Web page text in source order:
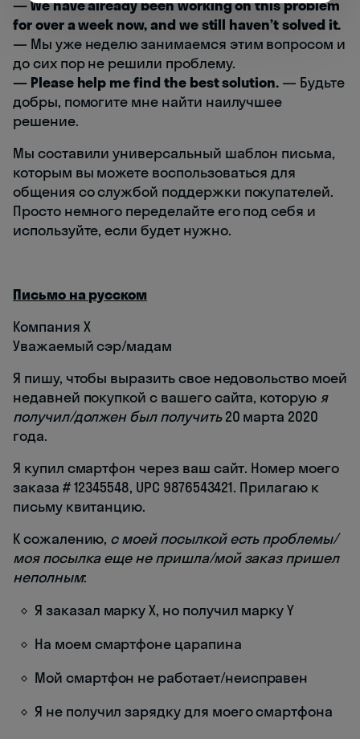
— We have already been working on this problem
for over a week now, and we still haven’t solved it.
— Мы уже неделю занимаемся этим вопросом и
до сих пор не решили проблему.
— Please help me find the best solution. — Будьте
добры, помогите мне найти наилучшее
решение.
Мы составили универсальный шаблон письма,
которым вы можете воспользоваться для
общения со службой поддержки покупателей.
Просто немного переделайте его под себя и
используйте, если будет нужно.
Письмо на русском
Компания X
Уважаемый сэр/мадам
Я пишу, чтобы выразить свое недовольство моей
недавней покупкой с вашего сайта, которую я
получил/должен был получить20 марта 2020
года.
Я купил смартфон через ваш сайт. Номер моего
заказа # 12345548, UPC 9876543421. Прилагаю к
письму квитанцию.
К сожалению, с моей посылкой есть проблемы/
моя посылка еще не пришла/мой заказ пришел
неполным:
Я заказал марку X, но получил марку Y
На моем смартфоне царапина
Мой смартфон не работает/неисправен
Я не получил зарядку для моего смартфона